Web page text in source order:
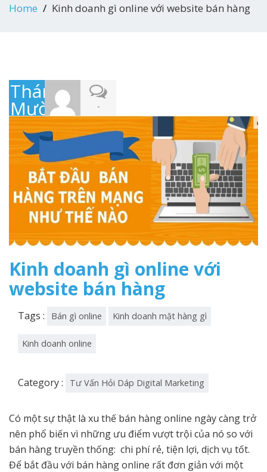
Home Kinh doanh gì online với website bán hàng
Tháng
Mười
9,
2019
-
Kinh doanh gì online với
website bán hàng
Tags : Bán gì online Kinh doanh mặt hàng gì
Kinh doanh online
Category : Tư Vấn Hỏi Dáp Digital Marketing
Có một sự thật là xu thế bán hàng online ngày càng trở
nên phổ biến vì những ưu điểm vượt trội của nó so với
bán hàng truyền thống: chi phí rẻ, tiện lợi, dịch vụ tốt.
Để bắt đầu với bán hàng online rất đơn giản với một